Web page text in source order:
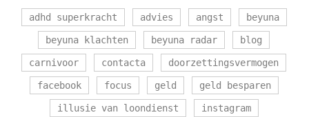
adhd superkracht advies angst beyuna
beyuna klachten beyuna radar blog
carnivoor contacta doorzettingsvermogen
facebook focus geld geld besparen
illusie van loondienst instagram